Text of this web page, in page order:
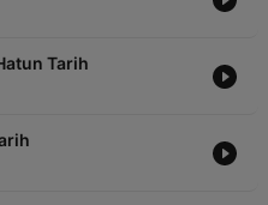
Tarih